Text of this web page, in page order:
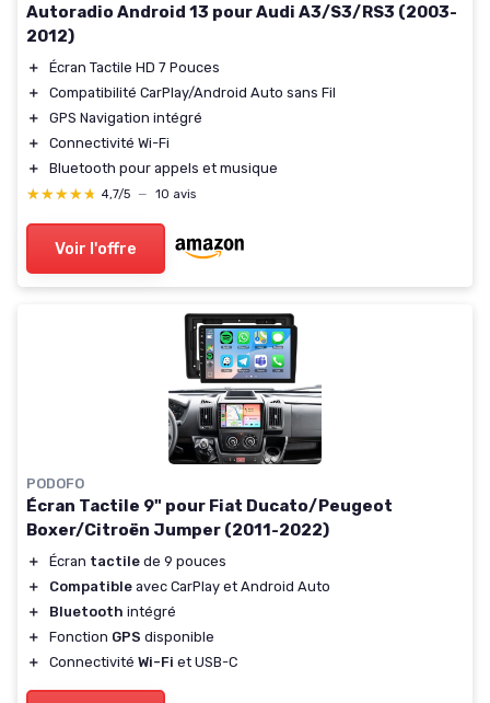
Autoradio Android 13 pour Audi A3/S3/RS3 (2003-
2012)
＋
Écran Tactile HD 7 Pouces
＋
Compatibilité CarPlay/Android Auto sans Fil
＋
GPS Navigation intégré
＋
Connectivité Wi-Fi
＋
Bluetooth pour appels et musique
★★★★★
★★★★★ 4,7/5 — 10 avis
Voir l'offre
PODOFO
Écran Tactile 9" pour Fiat Ducato/Peugeot
Boxer/Citroën Jumper (2011-2022)
＋ Écran tactile de 9 pouces
＋
Compatible avec CarPlay et Android Auto
＋
Bluetooth intégré
＋
Fonction GPS disponible
＋
Connectivité Wi-Fi et USB-C